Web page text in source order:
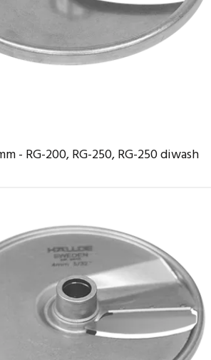
- RG-200, RG-250, RG-250 diwash